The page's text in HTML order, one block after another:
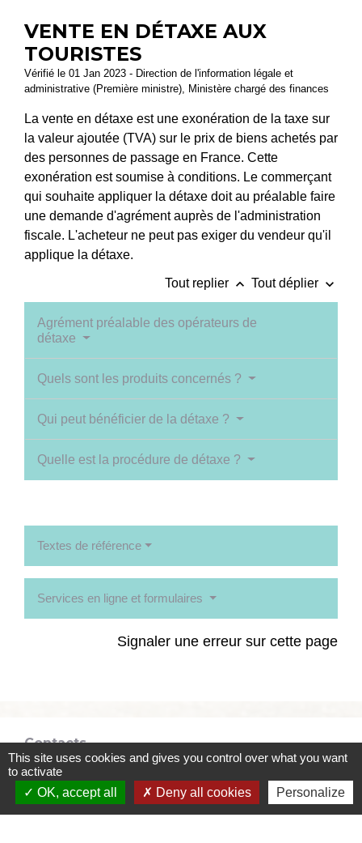
VENTE EN DÉTAXE AUX
TOURISTES
Vérifié le 01 Jan 2023 - Direction de l'information légale et
administrative (Première ministre), Ministère chargé des finances
La vente en détaxe est une exonération de la taxe sur
la valeur ajoutée (TVA) sur le prix de biens achetés par
des personnes de passage en France. Cette
exonération est soumise à conditions. Le commerçant
qui souhaite appliquer la détaxe doit au préalable faire
une demande d'agrément auprès de l'administration
fiscale. L'acheteur ne peut pas exiger du vendeur qu'il
applique la détaxe.
Tout replier keyboard_arrow_up Tout déplier keyboard_arrow_down
Agrément préalable des opérateurs de
détaxe
Quels sont les produits concernés ?
Qui peut bénéficier de la détaxe ?
Quelle est la procédure de détaxe ?
Textes de référence
Services en ligne et formulaires
Signaler une erreur sur cette page
Contacts
Commune de Coëtmieux
3, rue de la Mairie
22400 Coëtmieux - FRANCE
This site uses cookies and gives you control over what you want
to activate
OK, accept all
Deny all cookies Personalize